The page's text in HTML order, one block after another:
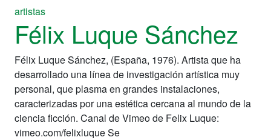
artistas
Félix Luque Sánchez
Félix Luque Sánchez, (España, 1976). Artista que ha
desarrollado una línea de investigación artística muy
personal, que plasma en grandes instalaciones,
caracterizadas por una estética cercana al mundo de la
ciencia ficción. Canal de Vimeo de Felix Luque:
vimeo.com/felixluque Se